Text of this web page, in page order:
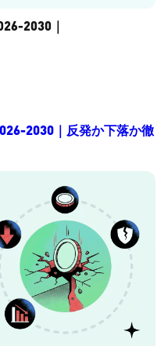
2030｜
2030｜反発か下落か徹